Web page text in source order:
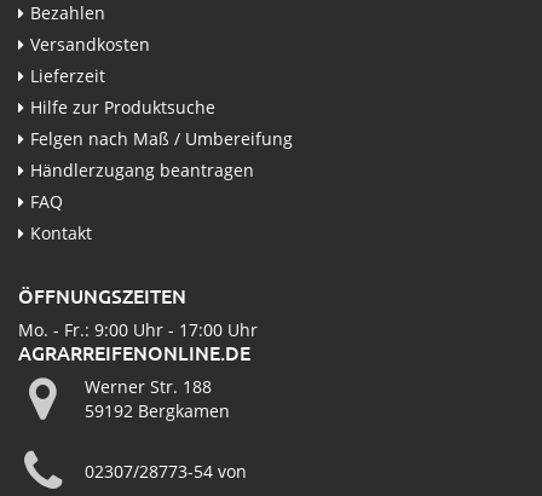
Bezahlen
Versandkosten
Lieferzeit
Hilfe zur Produktsuche
Felgen nach Maß / Umbereifung
Händlerzugang beantragen
FAQ
Kontakt
ÖFFNUNGSZEITEN
Mo. - Fr.: 9:00 Uhr - 17:00 Uhr
AGRARREIFENONLINE.DE
Werner Str. 188
59192 Bergkamen
02307/28773-54 von